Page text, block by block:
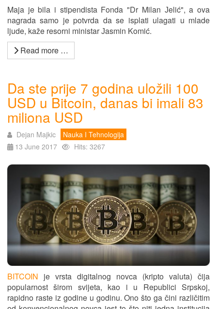
Maja je bila i stipendista Fonda "Dr Milan Јelić", a ova
nagrada samo je potvrda da se isplati ulagati u mlade
ljude, kaže resorni ministar Јasmin Komić.
Read more …
Da ste prije 7 godina uložili 100
USD u Bitcoin, danas bi imali 83
miliona USD
Dejan Majkic
Nauka I Tehnologija
13 June 2017
Hits: 3267
BITCOIN je vrsta digitalnog novca (kripto valuta) čija
popularnost širom svijeta, kao i u Republici Srpskoj,
rapidno raste iz godine u godinu. Ono što ga čini različitim